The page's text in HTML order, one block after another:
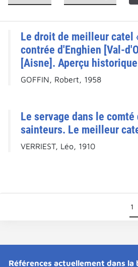
Le droit de meilleur catel
contrée d'Enghien [Val-
[Aisne]. Aperçu
GOFFIN, Robert, 1958
Le servage dans le
sainteurs. Le meilleur
VERRIEST, Léo, 1910
Références actuellement dans la